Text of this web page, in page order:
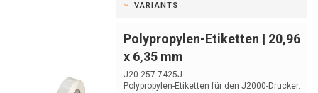
VARIANTS
Polypropylen-Etiketten | 20,96
x 6,35 mm
J20-257-7425J
Polypropylen-Etiketten für den J2000-Drucker.